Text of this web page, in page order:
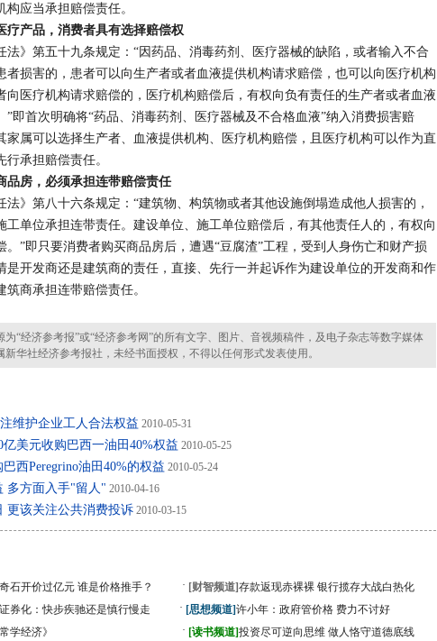
构应当承担赔偿责任。
疗产品，消费者具有选择赔偿权
》第五十九条规定：“因药品、消毒药剂、医疗器械的缺陷，或者输入不合
者损害的，患者可以向生产者或者血液提供机构请求赔偿，也可以向医疗机构
向医疗机构请求赔偿的，医疗机构赔偿后，有权向负有责任的生产者或者血液
”即首次明确将“药品、消毒药剂、医疗器械及不合格血液”纳入消费损害赔
家属可以选择生产者、血液提供机构、医疗机构赔偿，且医疗机构可以作为直
行承担赔偿责任。
品房，必须承担连带赔偿责任
第八十六条规定：“建筑物、构筑物或者其他设施倒塌造成他人损害的，
工单位承担连带责任。建设单位、施工单位赔偿后，有其他责任人的，有权向
。”即只要消费者购买商品房后，遭遇“豆腐渣”工程，受到人身伤亡和财产损
是开发商还是建筑商的责任，直接、先行一并起诉作为建设单位的开发商和作
筑商承担连带赔偿责任。
经济参考报”或“经济参考网”的所有文字、图片、音视频稿件，及电子杂志等数字媒体
新华社经济参考报社，未经书面授权，不得以任何形式发表使用。
维护企业工人合法权益 2010-05-31
亿美元收购巴西一油田40%权益 2010-05-25
西Peregrino油田40%的权益 2010-05-24
多方面入手"留人" 2010-04-16
更该关注公共消费投诉 2010-03-15
石开价过亿元 谁是价格推手？ · [财智频道]存款返现赤裸裸 银行揽存大战白热化
券化：快步疾驰还是慎行慢走 · [思想频道]许小年：政府管价格 费力不讨好
学经济》 · [读书频道]投资尽可逆向思维 做人恪守道德底线